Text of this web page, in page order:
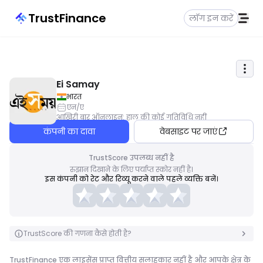
TrustFinance लॉग इन करें
Ei Samay
भारत
एन/ए
आखिरी बार ऑनलाइन: हाल की कोई गतिविधि नहीं
कंपनी का दावा वेबसाइट पर जाएं
TrustScore उपलब्ध नहीं है
रुझान दिखाने के लिए पर्याप्त स्कोर नहीं है।
इस कंपनी को रेट और रिव्यू करने वाले पहले व्यक्ति बनें।
TrustScore की गणना कैसे होती है?
TrustFinance एक लाइसेंस प्राप्त वित्तीय सलाहकार नहीं है और आपके क्षेत्र के